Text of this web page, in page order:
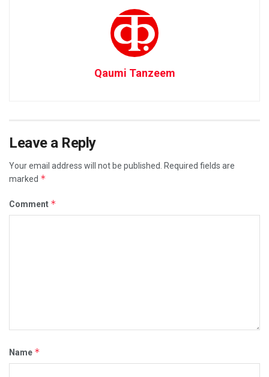
Qaumi Tanzeem
Leave a Reply
Your email address will not be published.
Required fields are
marked *
Comment *
Name *